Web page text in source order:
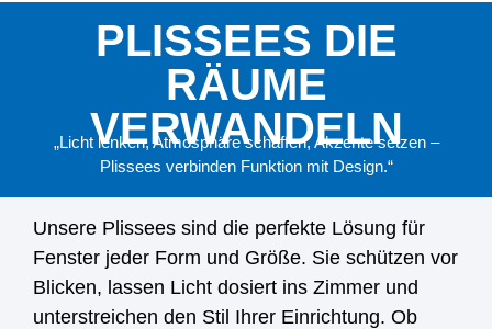
PLISSEES DIE
RÄUME
VERWANDELN
„Licht lenken, Atmosphäre schaffen, Akzente setzen –
Plissees verbinden Funktion mit Design.“
Unsere Plissees sind die perfekte Lösung für
Fenster jeder Form und Größe. Sie schützen vor
Blicken, lassen Licht dosiert ins Zimmer und
unterstreichen den Stil Ihrer Einrichtung. Ob